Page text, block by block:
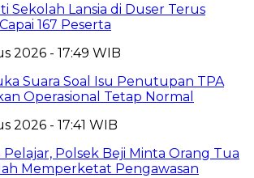
Sekolah Lansia di Duser Terus
167 Peserta
2026 - 17:49 WIB
Suara Soal Isu Penutupan TPA
Operasional Tetap Normal
2026 - 17:41 WIB
Polsek Beji Minta Orang Tua
Memperketat Pengawasan